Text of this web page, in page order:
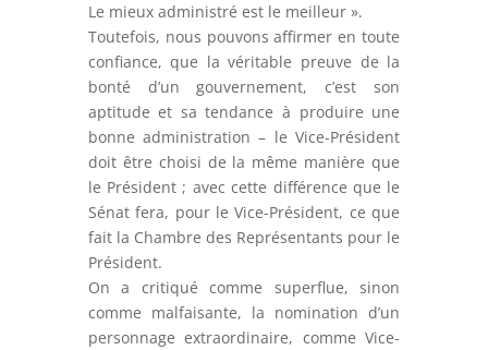
Le mieux administré est le meilleur ».
Toutefois, nous pouvons affirmer en toute
confiance, que la véritable preuve de la
bonté d’un gouvernement, c’est son
aptitude et sa tendance à produire une
bonne administration – le Vice-Président
doit être choisi de la même manière que
le Président ; avec cette différence que le
Sénat fera, pour le Vice-Président, ce que
fait la Chambre des Représentants pour le
Président.
On a critiqué comme superflue, sinon
comme malfaisante, la nomination d’un
personnage extraordinaire, comme Vice-